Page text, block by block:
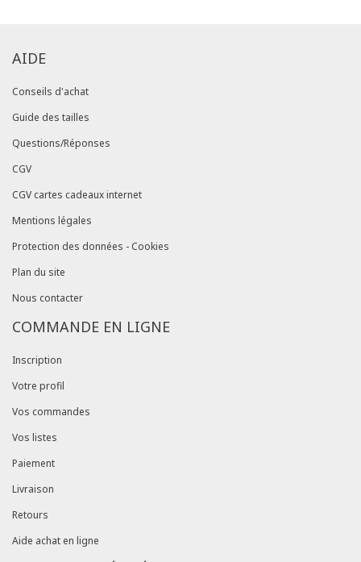
AIDE
Conseils d'achat
Guide des tailles
Questions/Réponses
CGV
CGV cartes cadeaux internet
Mentions légales
Protection des données - Cookies
Plan du site
Nous contacter
COMMANDE EN LIGNE
Inscription
Votre profil
Vos commandes
Vos listes
Paiement
Livraison
Retours
Aide achat en ligne